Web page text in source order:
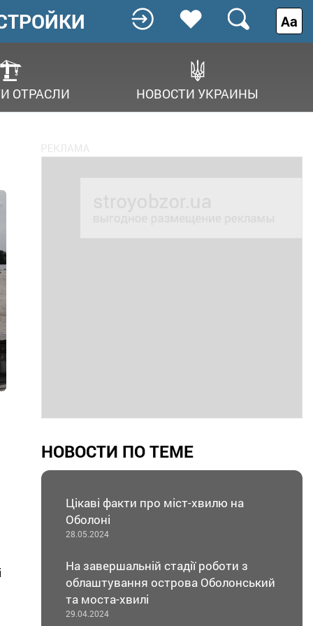
ОТРАСЛИ НОВОСТИ УКРАИНЫ
Аа
НОВОСТИ ПО ТЕМЕ
Цікаві факти про міст-хвилю на
Оболоні
28.05.2024
На завершальній стадії роботи з
облаштування острова Оболонський
та моста-хвилі
29.04.2024